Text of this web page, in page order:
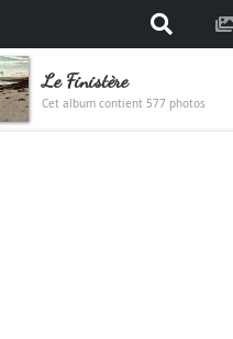
Le Finistère
Cet album contient 577 photos